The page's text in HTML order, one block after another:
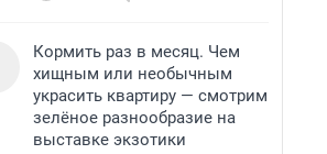
Кормить раз в месяц. Чем
хищным или необычным
украсить квартиру — смотрим
зелёное разнообразие на
выставке экзотики